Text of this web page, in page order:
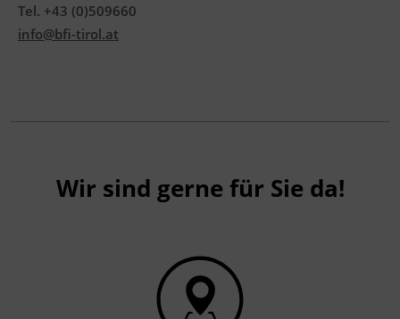
Tel. +43 (0)509660
info@bfi-tirol.at
Wir sind gerne für Sie da!